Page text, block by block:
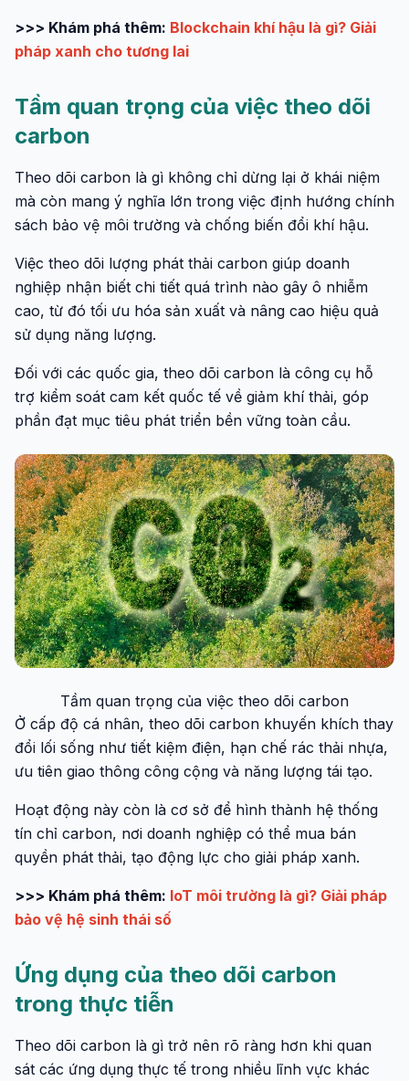
>>> Khám phá thêm: Blockchain khí hậu là gì? Giải
pháp xanh cho tương lai
Tầm quan trọng của việc theo dõi
carbon
Theo dõi carbon là gì không chỉ dừng lại ở khái niệm
mà còn mang ý nghĩa lớn trong việc định hướng chính
sách bảo vệ môi trường và chống biến đổi khí hậu.
Việc theo dõi lượng phát thải carbon giúp doanh
nghiệp nhận biết chi tiết quá trình nào gây ô nhiễm
cao, từ đó tối ưu hóa sản xuất và nâng cao hiệu quả
sử dụng năng lượng.
Đối với các quốc gia, theo dõi carbon là công cụ hỗ
trợ kiểm soát cam kết quốc tế về giảm khí thải, góp
phần đạt mục tiêu phát triển bền vững toàn cầu.
Tầm quan trọng của việc theo dõi carbon
Ở cấp độ cá nhân, theo dõi carbon khuyến khích thay
đổi lối sống như tiết kiệm điện, hạn chế rác thải nhựa,
ưu tiên giao thông công cộng và năng lượng tái tạo.
Hoạt động này còn là cơ sở để hình thành hệ thống
tín chỉ carbon, nơi doanh nghiệp có thể mua bán
quyền phát thải, tạo động lực cho giải pháp xanh.
>>> Khám phá thêm: IoT môi trường là gì? Giải pháp
bảo vệ hệ sinh thái số
Ứng dụng của theo dõi carbon
trong thực tiễn
Theo dõi carbon là gì trở nên rõ ràng hơn khi quan
sát các ứng dụng thực tế trong nhiều lĩnh vực khác